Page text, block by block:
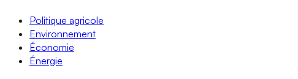
Politique agricole
Environnement
Économie
Énergie